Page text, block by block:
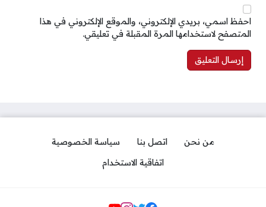
احفظ اسمي، بريدي الإلكتروني، والموقع الإلكتروني في هذا
المتصفح لاستخدامها المرة المقبلة في تعليقي.
من نحن اتصل بنا
سياسة الخصوصية
اتفاقية الاستخدام